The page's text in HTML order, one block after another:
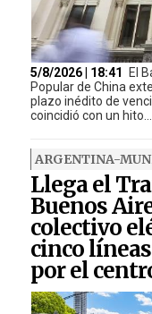
5/8/2026 | 18:41
El
Popular de China
plazo inédito de
coincidió con un
ARGENTINA-
Llega el
Buenos
colectivo
cinco
por el